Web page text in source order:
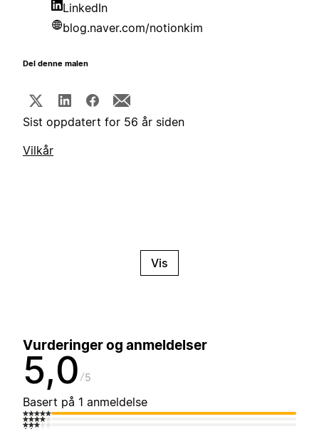
LinkedIn
blog.naver.com/notionkim
Del denne malen
Sist oppdatert for 56 år siden
Vilkår
Vis
Vurderinger og anmeldelser
5,0 5
Basert på 1 anmeldelse